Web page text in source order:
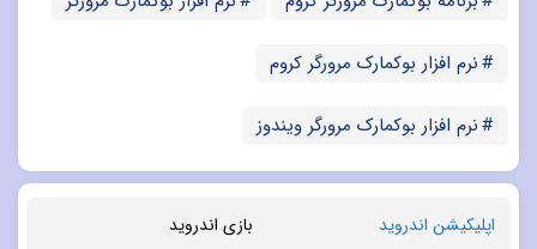
نرم افزار بوکمارک مرورگر کروم
نرم افزار بوکمارک مرورگر ویندوز
اپلیکیشن اندروید بازی اندروید